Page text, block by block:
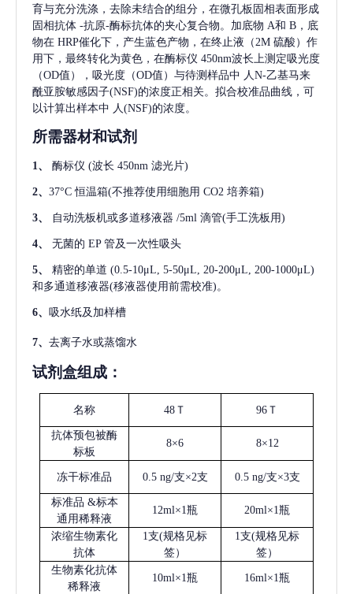
育与充分洗涤，去除未结合的组分，在微孔板固相表面形成
固相抗体 -抗原-酶标抗体的夹心复合物。加底物 A和 B，底
物在 HRP催化下，产生蓝色产物，在终止液（2M 硫酸）作
用下，最终转化为黄色，在酶标仪 450nm波长上测定吸光度
（OD值），吸光度（OD值）与待测样品中 人N-乙基马来
酰亚胺敏感因子(NSF)的浓度正相关。拟合校准品曲线，可
以计算出样本中 人(NSF)的浓度。
所需器材和试剂
1、 酶标仪 (波长 450nm 滤光片)
2、 37°C 恒温箱(不推荐使用细胞用 CO2 培养箱)
3、 自动洗板机或多道移液器 /5ml 滴管(手工洗板用)
4、 无菌的 EP 管及一次性吸头
5、 精密的单道 (0.5-10μL, 5-50μL, 20-200μL, 200-1000μL)
和多通道移液器(移液器使用前需校准)。
6、 吸水纸及加样槽
7、 去离子水或蒸馏水
试剂盒组成：
名称 48Ｔ 96Ｔ
抗体预包被酶
标板
8×6 8×12
冻干标准品 0.5 ng/支×2支 0.5 ng/支×3支
标准品 &标本
通用稀释液
12ml×1瓶 20ml×1瓶
浓缩生物素化
抗体
1支(规格见标
签）
1支(规格见标
签）
生物素化抗体
稀释液
10ml×1瓶 16ml×1瓶